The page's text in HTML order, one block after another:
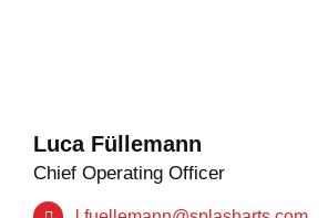
Luca Füllemann
Chief Operating Officer